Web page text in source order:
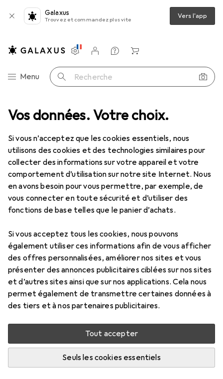
Vos données. Votre choix.
Si vous n’acceptez que les cookies essentiels, nous
utilisons des cookies et des technologies similaires pour
collecter des informations sur votre appareil et votre
comportement d’utilisation sur notre site Internet. Nous
en avons besoin pour vous permettre, par exemple, de
vous connecter en toute sécurité et d’utiliser des
fonctions de base telles que le panier d’achats.
Si vous acceptez tous les cookies, nous pouvons
également utiliser ces informations afin de vous afficher
des offres personnalisées, améliorer nos sites et vous
présenter des annonces publicitaires ciblées sur nos sites
et d’autres sites ainsi que sur nos applications. Cela nous
permet également de transmettre certaines données à
des tiers et à nos partenaires publicitaires.
Tout accepter
Seuls les cookies essentiels
Galaxus
Trouvez et commandez plus vite Vers l'app
Navigation par catégorie
Menu Recherche
Paramètres
Compte client
Listes de comparaison
Listes d'envies
Panier
Meilleures ventes Lunettes
Cette page reste toujours à jour et se met
automatiquement à jour. i
1. OakleyHelux
Helux, les lunettes inspirées du gaming pour tous
ceux qui n'ont pas peur de l'audace. Helux est
connectée aux gamers et tire son nom de l'hélice
de la molécule
plus
EUR
169,–
OakleyHelux